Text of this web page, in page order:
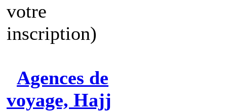
votre
inscription)
Agences de
voyage, Hajj